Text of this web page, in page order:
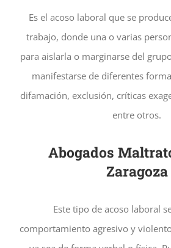
Es el acoso laboral que se
trabajo, donde una o varias
para aislarla o marginarse del
manifestarse de diferentes
difamación, exclusión, críticas
entre otros.
Abogados
Zaragoza
Este tipo de acoso laboral
comportamiento agresivo y